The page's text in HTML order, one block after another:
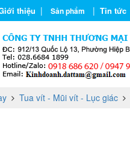
thiệu | Sản phẩm | Tin tức
Tua vít - Mũi vít - Lục giác